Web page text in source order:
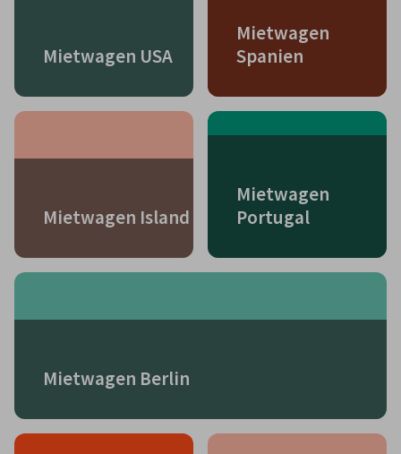
Mietwagen USA
Mietwagen
Spanien
Mietwagen Island
Mietwagen
Portugal
Mietwagen Berlin